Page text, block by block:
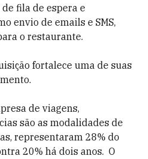
fila de espera e
envio de emails e SMS,
o restaurante.
fortalece uma de suas
de viagens,
são as modalidades de
representaram 28% do
20% há dois anos. O